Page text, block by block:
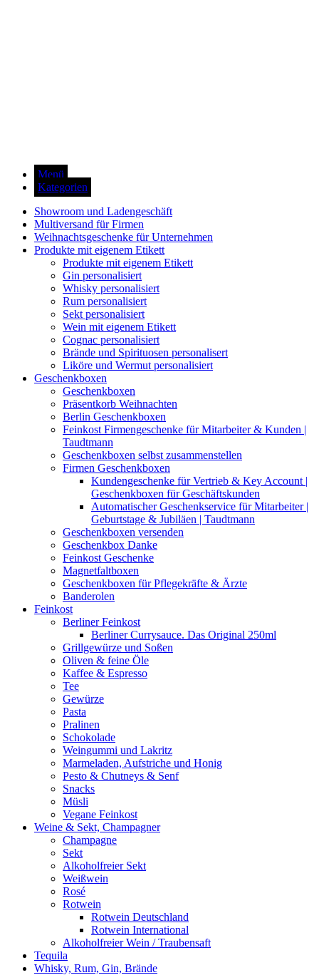
Menü
Kategorien
Showroom und Ladengeschäft
Multiversand für Firmen
Weihnachtsgeschenke für Unternehmen
Produkte mit eigenem Etikett
Produkte mit eigenem Etikett
Gin personalisiert
Whisky personalisiert
Rum personalisiert
Sekt personalisiert
Wein mit eigenem Etikett
Cognac personalisiert
Brände und Spirituosen personalisert
Liköre und Wermut personalisiert
Geschenkboxen
Geschenkboxen
Präsentkorb Weihnachten
Berlin Geschenkboxen
Feinkost Firmengeschenke für Mitarbeiter & Kunden |
Taudtmann
Geschenkboxen selbst zusammenstellen
Firmen Geschenkboxen
Kundengeschenke für Vertrieb & Key Account |
Geschenkboxen für Geschäftskunden
Automatischer Geschenkservice für Mitarbeiter |
Geburtstage & Jubiläen | Taudtmann
Geschenkboxen versenden
Geschenkbox Danke
Feinkost Geschenke
Magnetfaltboxen
Geschenkboxen für Pflegekräfte & Ärzte
Banderolen
Feinkost
Berliner Feinkost
Berliner Currysauce. Das Original 250ml
Grillgewürze und Soßen
Oliven & feine Öle
Kaffee & Espresso
Tee
Gewürze
Pasta
Pralinen
Schokolade
Weingummi und Lakritz
Marmeladen, Aufstriche und Honig
Pesto & Chutneys & Senf
Snacks
Müsli
Vegane Feinkost
Weine & Sekt, Champagner
Champagne
Sekt
Alkoholfreier Sekt
Weißwein
Rosé
Rotwein
Rotwein Deutschland
Rotwein International
Alkoholfreier Wein / Traubensaft
Tequila
Whisky, Rum, Gin, Brände